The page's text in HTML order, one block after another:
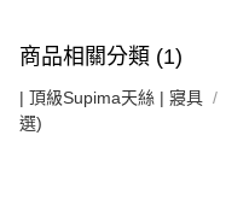
商品相關分類 (1)
| 頂級Supima天絲 | 寢具
選)